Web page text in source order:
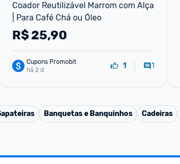
Coador Reutilizável Marrom com Alça
| Para Café Chá ou Óleo
R$25,90
Cupons Promobit
há 2 d
1 1
Banquetas e Banquinhos Cadeiras